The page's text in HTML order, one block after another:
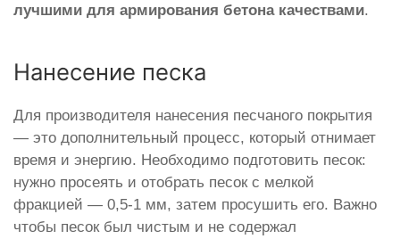
лучшими для армирования бетона качествами.
Нанесение песка
Для производителя нанесения песчаного покрытия
— это дополнительный процесс, который отнимает
время и энергию. Необходимо подготовить песок:
нужно просеять и отобрать песок с мелкой
фракцией — 0,5-1 мм, затем просушить его. Важно
чтобы песок был чистым и не содержал